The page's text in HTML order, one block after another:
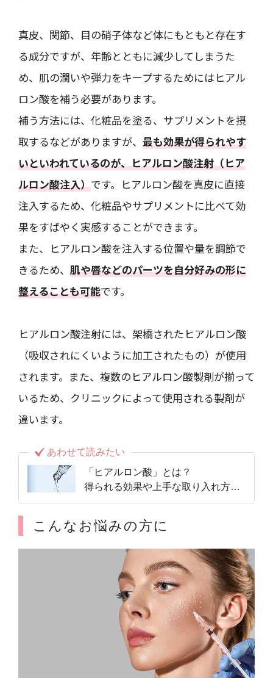
真皮、関節、目の硝子体など体にもともと存在す
る成分ですが、年齢とともに減少してしまうた
め、肌の潤いや弾力をキープするためにはヒアル
ロン酸を補う必要があります。
補う方法には、化粧品を塗る、サプリメントを摂
取するなどがありますが、 最も効果が得られやす
いといわれているのが、ヒアルロン酸注射（ヒア
ルロン酸注入）です。ヒアルロン酸を真皮に直接
注入するため、化粧品やサプリメントに比べて効
果をすばやく実感することができます。
また、ヒアルロン酸を注入する位置や量を調節で
きるため、 肌や唇などのパーツを自分好みの形に
整えることも可能です。
ヒアルロン酸注射には、架橋されたヒアルロン酸
（吸収されにくいように加工されたもの）が使用
されます。また、複数のヒアルロン酸製剤が揃って
いるため、クリニックによって使用される製剤が
違います。
あわせて読みたい
「ヒアルロン酸」とは？
得られる効果や上手な取り入れ方、
副作用を解説
こんなお悩みの方に